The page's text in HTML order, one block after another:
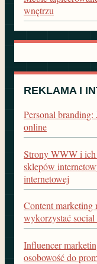
wnętrzu
REKLAMA I
Personal
online
Strony WWW i
sklepów
internetowej
Content marketing
wykorzystać
Influencer
osobowość do